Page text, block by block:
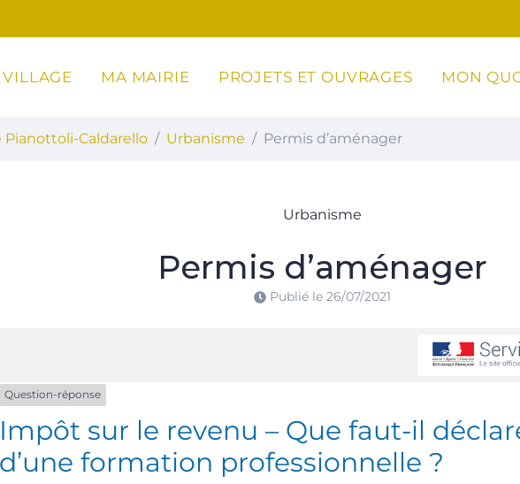
de Pianottoli-Caldarello
VILLAGE MA MAIRIE PROJETS ET OUVRAGES MON
Pianottoli-Caldarello Urbanisme Permis d’aménager
Urbanisme
Permis d’aménager
Publié le 26/07/2021
Question-réponse
Impôt sur le revenu – Que faut-il
d’une formation professionnelle ?